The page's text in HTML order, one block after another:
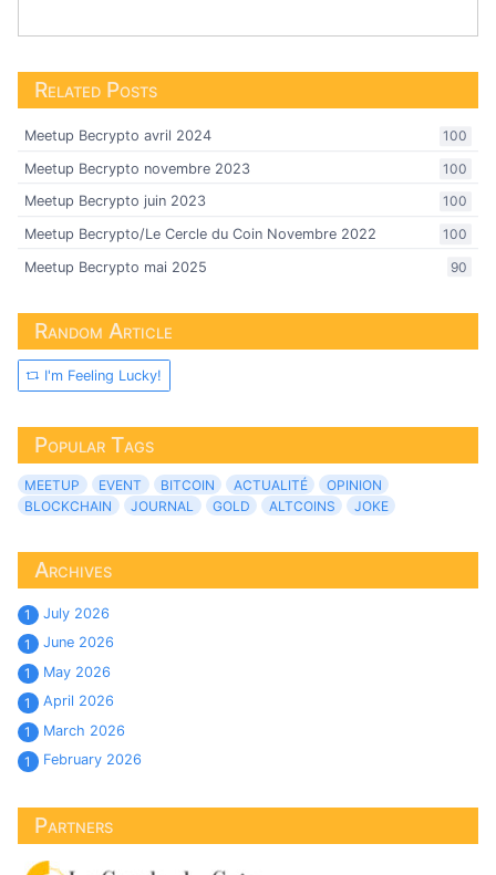
Related Posts
100
Meetup Becrypto avril 2024
100
Meetup Becrypto novembre 2023
100
Meetup Becrypto juin 2023
100
Meetup Becrypto/Le Cercle du Coin Novembre 2022
90
Meetup Becrypto mai 2025
Random Article
I'm Feeling Lucky!
Popular Tags
MEETUP EVENT BITCOIN ACTUALITÉ
OPINION
BLOCKCHAIN
JOURNAL GOLD ALTCOINS JOKE
Archives
1
July 2026
1
June 2026
1
May 2026
1
April 2026
1
March 2026
1
February 2026
Partners